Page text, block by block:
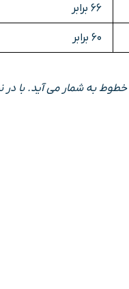
66 برابر
60 برابر
کد ۹ و کد صفر دلیل افزایش نرخ سوددهی این گونه